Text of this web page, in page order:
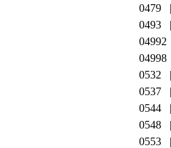
0479
0493
04992
04998
0532
0537
0544
0548
0553